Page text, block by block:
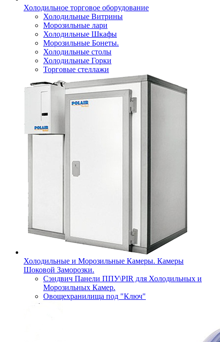
Холодильное торговое оборудование
Холодильные Витрины
Морозильные лари
Холодильные Шкафы
Морозильные Бонеты.
Холодильные столы
Холодильные Горки
Торговые стеллажи
Холодильные и Морозильные Камеры. Камеры
Шоковой Заморозки.
Сэндвич Панели ППУ\PIR для Холодильных и
Морозильных Камер.
Овощехранилища под "Ключ"